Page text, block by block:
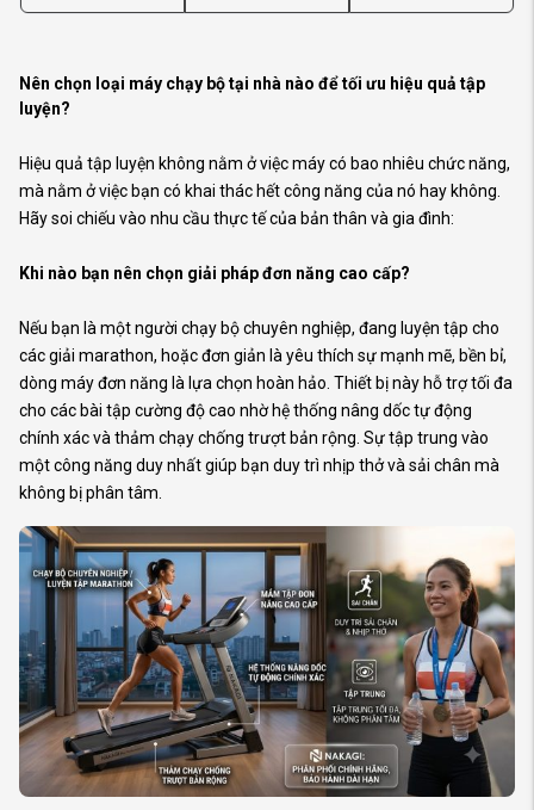
Nên chọn loại máy chạy bộ tại nhà nào để tối ưu hiệu quả tập
luyện?
Hiệu quả tập luyện không nằm ở việc máy có bao nhiêu chức năng,
mà nằm ở việc bạn có khai thác hết công năng của nó hay không.
Hãy soi chiếu vào nhu cầu thực tế của bản thân và gia đình:
Khi nào bạn nên chọn giải pháp đơn năng cao cấp?
Nếu bạn là một người chạy bộ chuyên nghiệp, đang luyện tập cho
các giải marathon, hoặc đơn giản là yêu thích sự mạnh mẽ, bền bỉ,
dòng máy đơn năng là lựa chọn hoàn hảo. Thiết bị này hỗ trợ tối đa
cho các bài tập cường độ cao nhờ hệ thống nâng dốc tự động
chính xác và thảm chạy chống trượt bản rộng. Sự tập trung vào
một công năng duy nhất giúp bạn duy trì nhịp thở và sải chân mà
không bị phân tâm.